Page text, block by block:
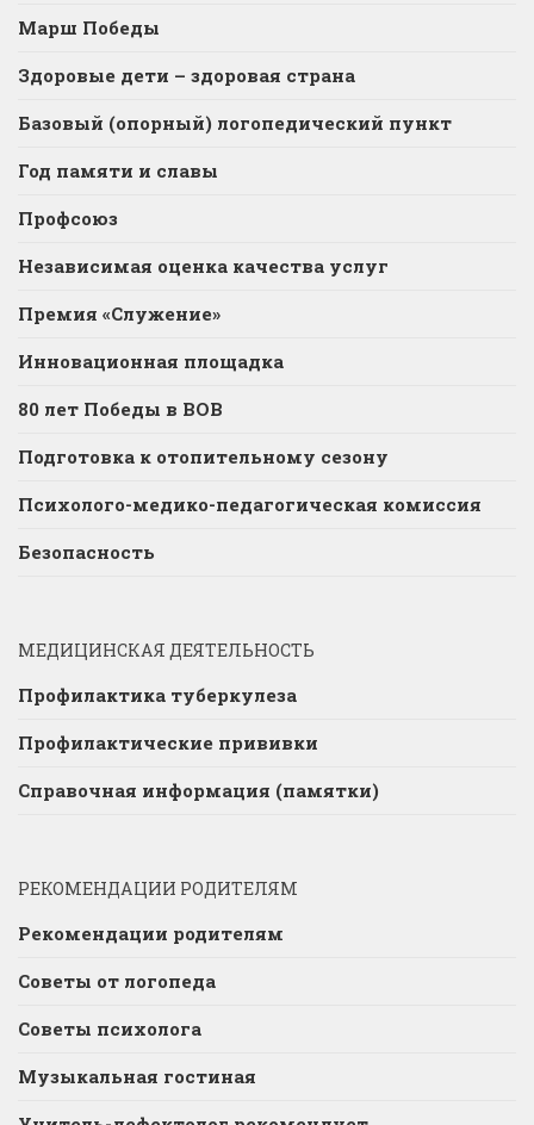
Марш Победы
Здоровые дети – здоровая страна
Базовый (опорный) логопедический пункт
Год памяти и славы
Профсоюз
Независимая оценка качества услуг
Премия «Служение»
Инновационная площадка
80 лет Победы в ВОВ
Подготовка к отопительному сезону
Психолого-медико-педагогическая комиссия
Безопасность
МЕДИЦИНСКАЯ ДЕЯТЕЛЬНОСТЬ
Профилактика туберкулеза
Профилактические прививки
Справочная информация (памятки)
РЕКОМЕНДАЦИИ РОДИТЕЛЯМ
Рекомендации родителям
Советы от логопеда
Советы психолога
Музыкальная гостиная